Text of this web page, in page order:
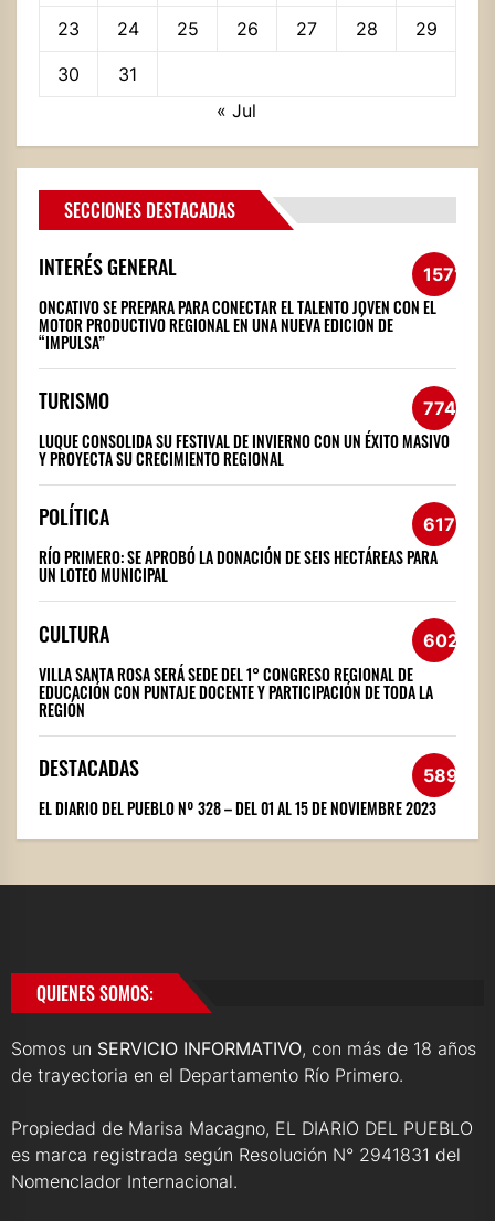
23 24 25 26 27 28 29
30
31
« Jul
SECCIONES DESTACADAS
INTERÉS GENERAL 1571
ONCATIVO SE PREPARA PARA CONECTAR EL TALENTO JOVEN CON EL
MOTOR PRODUCTIVO REGIONAL EN UNA NUEVA EDICIÓN DE
“IMPULSA”
TURISMO 774
LUQUE CONSOLIDA SU FESTIVAL DE INVIERNO CON UN ÉXITO MASIVO
Y PROYECTA SU CRECIMIENTO REGIONAL
POLÍTICA 617
RÍO PRIMERO: SE APROBÓ LA DONACIÓN DE SEIS HECTÁREAS PARA
UN LOTEO MUNICIPAL
CULTURA 602
VILLA SANTA ROSA SERÁ SEDE DEL 1° CONGRESO REGIONAL DE
EDUCACIÓN CON PUNTAJE DOCENTE Y PARTICIPACIÓN DE TODA LA
REGIÓN
DESTACADAS 589
EL DIARIO DEL PUEBLO Nº 328 – DEL 01 AL 15 DE NOVIEMBRE 2023
QUIENES SOMOS:
Somos un SERVICIO INFORMATIVO, con más de 18 años
de trayectoria en el Departamento Río Primero.
Propiedad de Marisa Macagno, EL DIARIO DEL PUEBLO
es marca registrada según Resolución N° 2941831 del
Nomenclador Internacional.